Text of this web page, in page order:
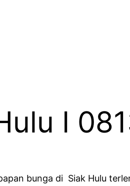
I
bunga di Siak Hulu